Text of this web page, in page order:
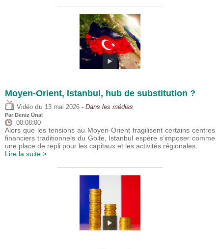
Moyen-Orient, Istanbul, hub de substitution ?
Vidéo du 13 mai 2026 - Dans les médias
Par Deniz Ünal
00:08:00
Alors que les tensions au Moyen-Orient fragilisent certains centres
financiers traditionnels du Golfe, Istanbul espère s’imposer comme
une place de repli pour les capitaux et les activités régionales.
Lire la suite >